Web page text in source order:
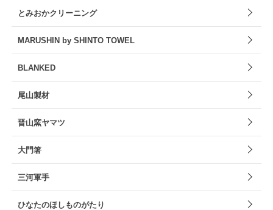
とみおかクリーニング
MARUSHIN by SHINTO TOWEL
BLANKED
尾山製材
晋山窯ヤマツ
大門箸
三河軍手
ひなたのほしものがたり